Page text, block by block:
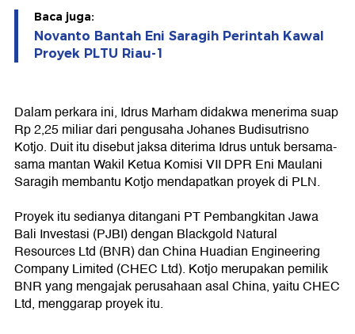
Baca juga:
Novanto Bantah Eni Saragih Perintah Kawal
Proyek PLTU Riau-1
Dalam perkara ini, Idrus Marham didakwa menerima suap
Rp 2,25 miliar dari pengusaha Johanes Budisutrisno
Kotjo. Duit itu disebut jaksa diterima Idrus untuk bersama-
sama mantan Wakil Ketua Komisi VII DPR Eni Maulani
Saragih membantu Kotjo mendapatkan proyek di PLN.
Proyek itu sedianya ditangani PT Pembangkitan Jawa
Bali Investasi (PJBI) dengan Blackgold Natural
Resources Ltd (BNR) dan China Huadian Engineering
Company Limited (CHEC Ltd). Kotjo merupakan pemilik
BNR yang mengajak perusahaan asal China, yaitu CHEC
Ltd, menggarap proyek itu.